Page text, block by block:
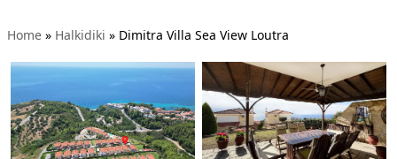
Home » Halkidiki » Dimitra Villa Sea View Loutra